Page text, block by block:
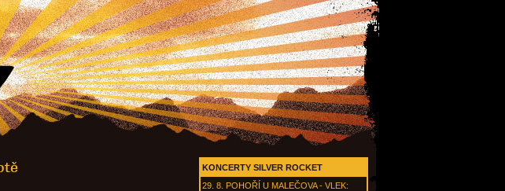
KONCERTY SILVER ROCKET
29. 8. POHOŘÍ U MALEČOVA - VLEK: